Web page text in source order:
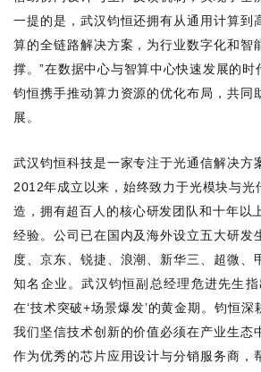
一提的是，武汉钧恒还拥有从通用计算到
算的全链路解决方案，为行业数字化和智
撑。”在数据中心与智算中心快速发展的时
钧恒携手推动算力资源的优化布局，共同
展。
武汉钧恒科技是一家专注于光通信解决方
2012年成立以来，始终致力于光模块与光
造，拥有超百人的核心研发团队和十年以
经验。公司已在国内及海外设立五大研发
度、京东、锐捷、浪潮、新华三、超微、
知名企业。武汉钧恒副总经理危进先生指
在‘技术突破+场景爆发’的黄金期。钧恒深
我们坚信技术创新的价值必须在产业生态
作为优秀的芯片应用设计与分销服务商，